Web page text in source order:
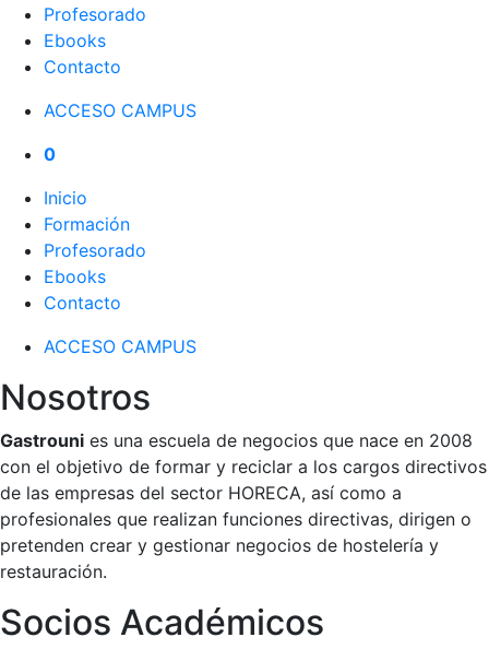
Profesorado
Ebooks
Contacto
ACCESO CAMPUS
0
Inicio
Formación
Profesorado
Ebooks
Contacto
ACCESO CAMPUS
Nosotros
Gastrouni es una escuela de negocios que nace en 2008
con el objetivo de formar y reciclar a los cargos directivos
de las empresas del sector HORECA, así como a
profesionales que realizan funciones directivas, dirigen o
pretenden crear y gestionar negocios de hostelería y
restauración.
Socios Académicos